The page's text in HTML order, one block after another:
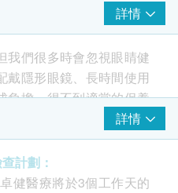
詳情
我們很多時會忽視眼睛健
戴隱形眼鏡、長時間使用
負擔，得不到適當的保養
後更要留意眼睛會否出現
大致盲因素之一。青光眼
變年齡為40歲，若患者
重者可致永久失明。
詳情
計劃：
健醫療將於3個工作天的